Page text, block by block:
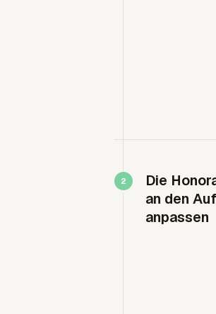
Die
an den
anpassen